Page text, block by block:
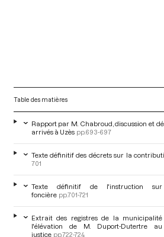
Table des matières
Rapport par M. Chabroud, discussion et
arrivés à Uzès pp.693-697
Texte définitif des décrets sur la
701
Texte définitif de l'instruction
foncière pp.701-721
Extrait des registres de la
l'élévation de M. Duport-Dutertre
justice pp.722-724